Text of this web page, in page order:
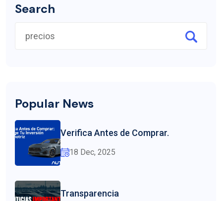
Search
Popular News
Verifica Antes de Comprar.
18 Dec, 2025
Transparencia